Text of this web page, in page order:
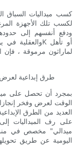
كسب ميداليات السباق
لكسب تلك الأجهزة
ودفع أنفسهم إلى
لماراثون مرموقة ،
طرق إبداعية لعرض
بمجرد أن تحصل على
الوقت لعرض وفخر
العديد من الطرق
على رف الميداليات
ميدالي" مخصص في
اليومية عن طريق